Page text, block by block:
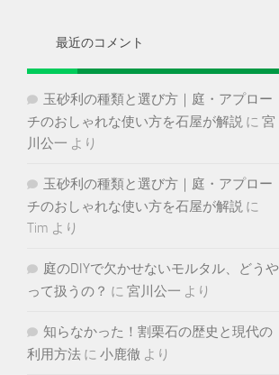
最近のコメント
玉砂利の種類と選び方｜庭・アプロー
チのおしゃれな使い方を石屋が解説 に 宮
川公一 より
玉砂利の種類と選び方｜庭・アプロー
チのおしゃれな使い方を石屋が解説 に
Tim より
庭のDIYで欠かせないモルタル、どうや
って扱うの？ に 宮川公一 より
知らなかった！割栗石の歴史と現代の
利用方法 に 小鹿徹 より